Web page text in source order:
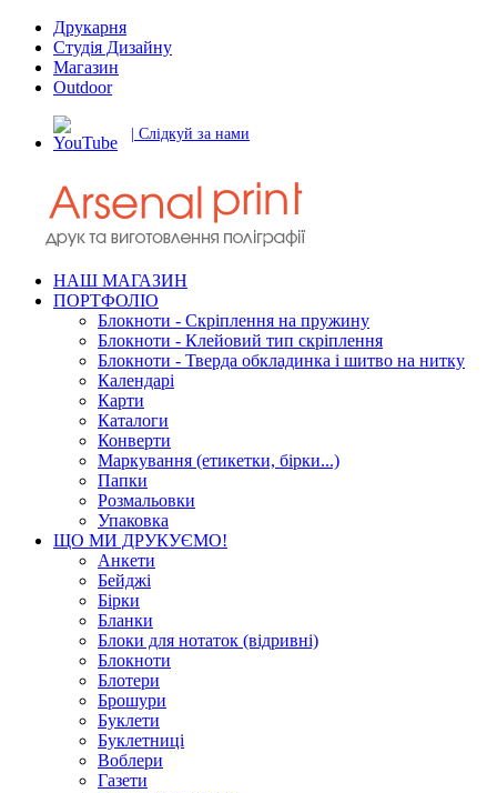
Друкарня
Студія Дизайну
Магазин
Outdoor
| Слідкуй за нами
НАШ МАГАЗИН
ПОРТФОЛІО
Блокноти - Скріплення на пружину
Блокноти - Клейовий тип скріплення
Блокноти - Тверда обкладинка і шитво на нитку
Календарі
Карти
Каталоги
Конверти
Маркування (етикетки, бірки...)
Папки
Розмальовки
Упаковка
ЩО МИ ДРУКУЄМО!
Анкети
Бейджі
Бірки
Бланки
Блоки для нотаток (відривні)
Блокноти
Блотери
Брошури
Буклети
Буклетниці
Воблери
Газети